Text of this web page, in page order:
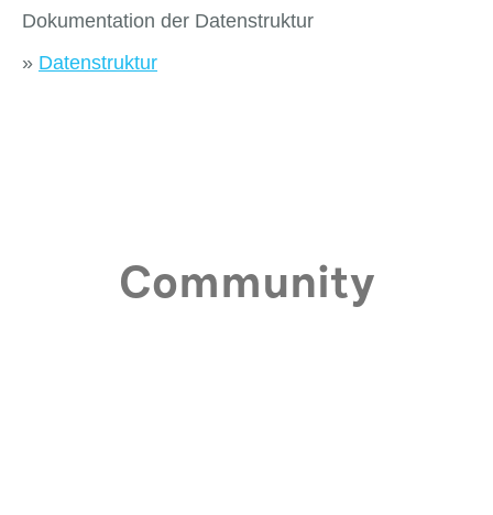
Dokumentation der Datenstruktur
» Datenstruktur
Community